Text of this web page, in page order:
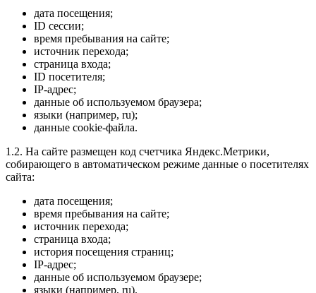
дата посещения;
ID сессии;
время пребывания на сайте;
источник перехода;
страница входа;
ID посетителя;
IP-адрес;
данные об используемом браузера;
языки (например, ru);
данные cookie-файла.
1.2. На сайте размещен код счетчика Яндекс.Метрики,
собирающего в автоматическом режиме данные о посетителях
сайта:
дата посещения;
время пребывания на сайте;
источник перехода;
страница входа;
история посещения страниц;
IP-адрес;
данные об используемом браузере;
языки (например, ru).